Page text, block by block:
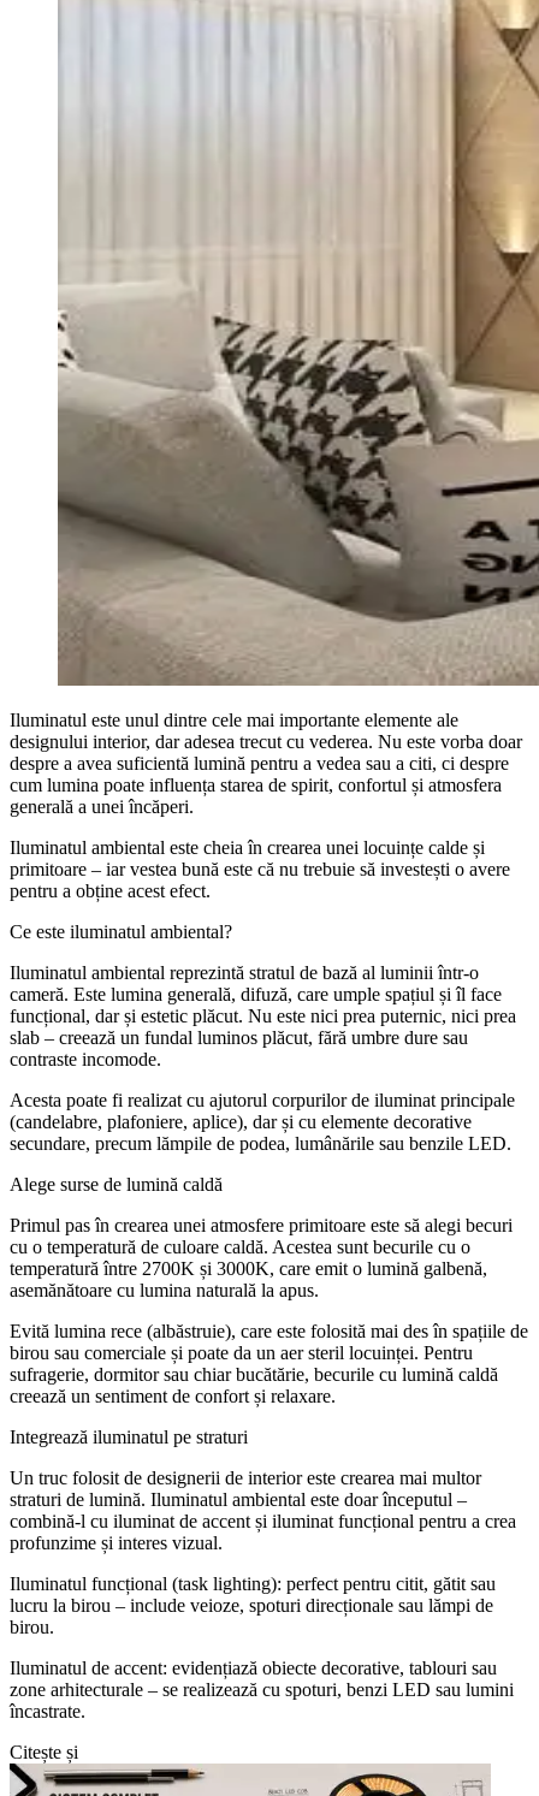
Iluminatul este unul dintre cele mai importante elemente ale
designului interior, dar adesea trecut cu vederea. Nu este vorba doar
despre a avea suficientă lumină pentru a vedea sau a citi, ci despre
cum lumina poate influența starea de spirit, confortul și atmosfera
generală a unei încăperi.
Iluminatul ambiental este cheia în crearea unei locuințe calde și
primitoare – iar vestea bună este că nu trebuie să investești o avere
pentru a obține acest efect.
Ce este iluminatul ambiental?
Iluminatul ambiental reprezintă stratul de bază al luminii într-o
cameră. Este lumina generală, difuză, care umple spațiul și îl face
funcțional, dar și estetic plăcut. Nu este nici prea puternic, nici prea
slab – creează un fundal luminos plăcut, fără umbre dure sau
contraste incomode.
Acesta poate fi realizat cu ajutorul corpurilor de iluminat principale
(candelabre, plafoniere, aplice), dar și cu elemente decorative
secundare, precum lămpile de podea, lumânările sau benzile LED.
Alege surse de lumină caldă
Primul pas în crearea unei atmosfere primitoare este să alegi becuri
cu o temperatură de culoare caldă. Acestea sunt becurile cu o
temperatură între 2700K și 3000K, care emit o lumină galbenă,
asemănătoare cu lumina naturală la apus.
Evită lumina rece (albăstruie), care este folosită mai des în spațiile de
birou sau comerciale și poate da un aer steril locuinței. Pentru
sufragerie, dormitor sau chiar bucătărie, becurile cu lumină caldă
creează un sentiment de confort și relaxare.
Integrează iluminatul pe straturi
Un truc folosit de designerii de interior este crearea mai multor
straturi de lumină. Iluminatul ambiental este doar începutul –
combină-l cu iluminat de accent și iluminat funcțional pentru a crea
profunzime și interes vizual.
Iluminatul funcțional (task lighting): perfect pentru citit, gătit sau
lucru la birou – include veioze, spoturi direcționale sau lămpi de
birou.
Iluminatul de accent: evidențiază obiecte decorative, tablouri sau
zone arhitecturale – se realizează cu spoturi, benzi LED sau lumini
încastrate.
Citește și